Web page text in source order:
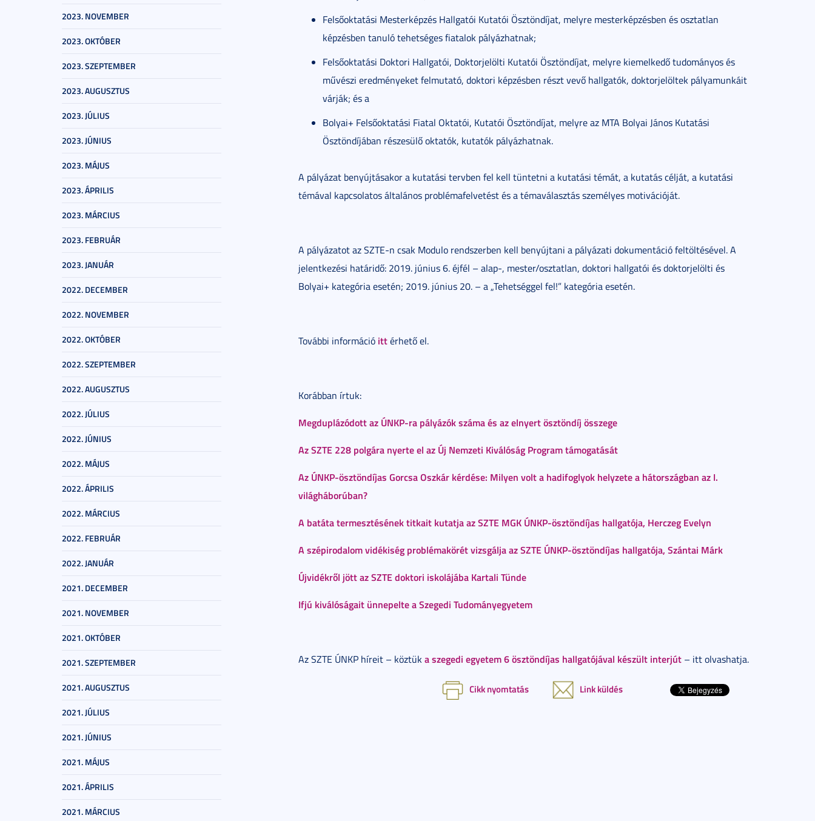
2023. NOVEMBER
2023. OKTÓBER
2023. SZEPTEMBER
2023. AUGUSZTUS
2023. JÚLIUS
2023. JÚNIUS
2023. MÁJUS
2023. ÁPRILIS
2023. MÁRCIUS
2023. FEBRUÁR
2023. JANUÁR
2022. DECEMBER
2022. NOVEMBER
2022. OKTÓBER
2022. SZEPTEMBER
2022. AUGUSZTUS
2022. JÚLIUS
2022. JÚNIUS
2022. MÁJUS
2022. ÁPRILIS
2022. MÁRCIUS
2022. FEBRUÁR
2022. JANUÁR
2021. DECEMBER
2021. NOVEMBER
2021. OKTÓBER
2021. SZEPTEMBER
2021. AUGUSZTUS
2021. JÚLIUS
2021. JÚNIUS
2021. MÁJUS
2021. ÁPRILIS
2021. MÁRCIUS
Felsőoktatási Mesterképzés Hallgatói Kutatói Ösztöndíjat, melyre mesterképzésben és osztatlan
képzésben tanuló tehetséges fiatalok pályázhatnak;
Felsőoktatási Doktori Hallgatói, Doktorjelölti Kutatói Ösztöndíjat, melyre kiemelkedő tudományos és
művészi eredményeket felmutató, doktori képzésben részt vevő hallgatók, doktorjelöltek pályamunkáit
várják; és a
Bolyai+ Felsőoktatási Fiatal Oktatói, Kutatói Ösztöndíjat, melyre az MTA Bolyai János Kutatási
Ösztöndíjában részesülő oktatók, kutatók pályázhatnak.
A pályázat benyújtásakor a kutatási tervben fel kell tüntetni a kutatási témát, a kutatás célját, a kutatási
témával kapcsolatos általános problémafelvetést és a témaválasztás személyes motivációját.
A pályázatot az SZTE-n csak Modulo rendszerben kell benyújtani a pályázati dokumentáció feltöltésével. A
jelentkezési határidő: 2019. június 6. éjfél – alap-, mester/osztatlan, doktori hallgatói és doktorjelölti és
Bolyai+ kategória esetén; 2019. június 20. – a „Tehetséggel fel!” kategória esetén.
További információ ittérhető el.
Korábban írtuk:
Megduplázódott az ÚNKP-ra pályázók száma és az elnyert ösztöndíj összege
Az SZTE 228 polgára nyerte el az Új Nemzeti Kiválóság Program támogatását
Az ÚNKP-ösztöndíjas Gorcsa Oszkár kérdése: Milyen volt a hadifoglyok helyzete a hátországban az I.
világháborúban?
A batáta termesztésének titkait kutatja az SZTE MGK ÚNKP-ösztöndíjas hallgatója, Herczeg Evelyn
A szépirodalom vidékiség problémakörét vizsgálja az SZTE ÚNKP-ösztöndíjas hallgatója, Szántai Márk
Újvidékről jött az SZTE doktori iskolájába Kartali Tünde
Ifjú kiválóságait ünnepelte a Szegedi Tudományegyetem
Az SZTE ÚNKP híreit – köztüka szegedi egyetem 6 ösztöndíjas hallgatójával készült interjút – itt olvashatja.
Cikk nyomtatás Link küldés